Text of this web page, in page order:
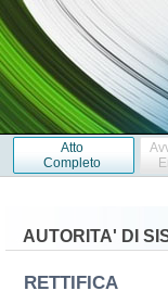
Atto
Completo
AUTORITA' DI
RETTIFICA